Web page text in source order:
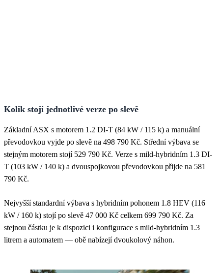
Kolik stojí jednotlivé verze po slevě
Základní ASX s motorem 1.2 DI-T (84 kW / 115 k) a manuální
převodovkou vyjde po slevě na 498 790 Kč. Střední výbava se
stejným motorem stojí 529 790 Kč. Verze s mild-hybridním 1.3 DI-
T (103 kW / 140 k) a dvouspojkovou převodovkou přijde na 581
790 Kč.
Nejvyšší standardní výbava s hybridním pohonem 1.8 HEV (116
kW / 160 k) stojí po slevě 47 000 Kč celkem 699 790 Kč. Za
stejnou částku je k dispozici i konfigurace s mild-hybridním 1.3
litrem a automatem — obě nabízejí dvoukolový náhon.